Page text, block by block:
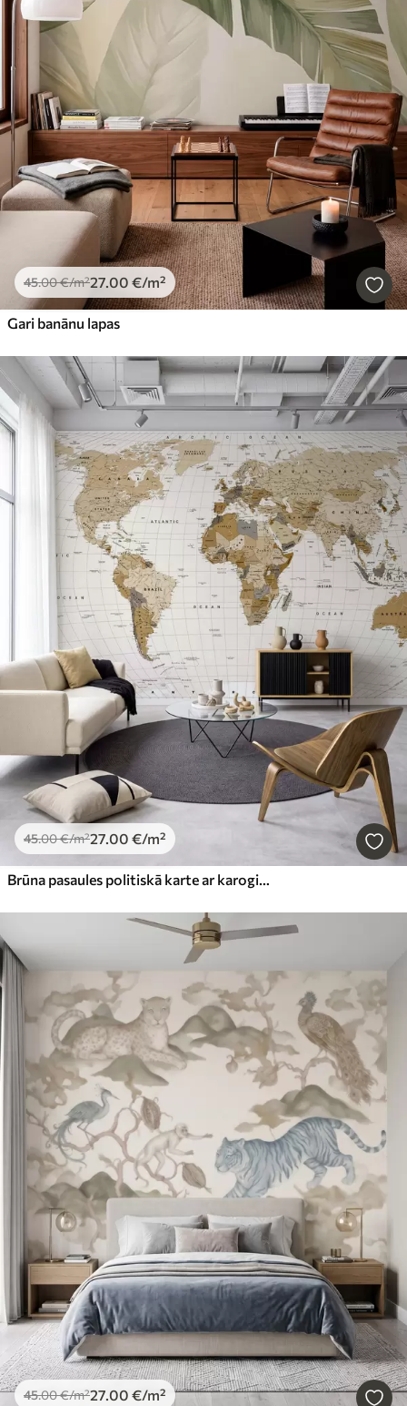
45.00€/m²27 .00 €/m²
Gari banānu lapas
45.00€/m²27 .00 €/m²
45.00€/m²27 .00 €/m²